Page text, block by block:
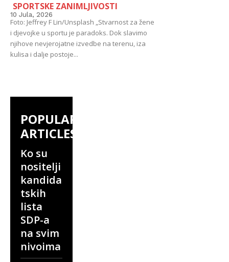
SPORTSKE ZANIMLJIVOSTI
10 Jula, 2026
Foto: Jeffrey F Lin/Unsplash „Stvarnost za žene
i djevojke u sportu je paradoks. Dok slavimo
njihove nevjerojatne izvedbe na terenu, iza
kulisa i dalje postoje...
POPULAR
ARTICLES
Ko su
nositelji
kandida
tskih
lista
SDP-a
na svim
nivoima